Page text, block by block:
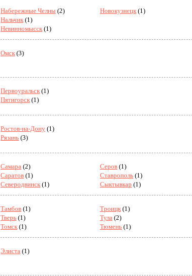
Набережные Челны (2)
Нальчик (1)
Невинномысск (1)
Новокузнецк (1)
Омск (3)
Первоуральск (1)
Пятигорск (1)
Ростов-на-Дону (1)
Рязань (3)
Самара (2)
Саратов (1)
Северодвинск (1)
Серов (1)
Ставрополь (1)
Сыктывкар (1)
Тамбов (1)
Тверь (1)
Томск (1)
Троицк (1)
Тула (2)
Тюмень (1)
Элиста (1)